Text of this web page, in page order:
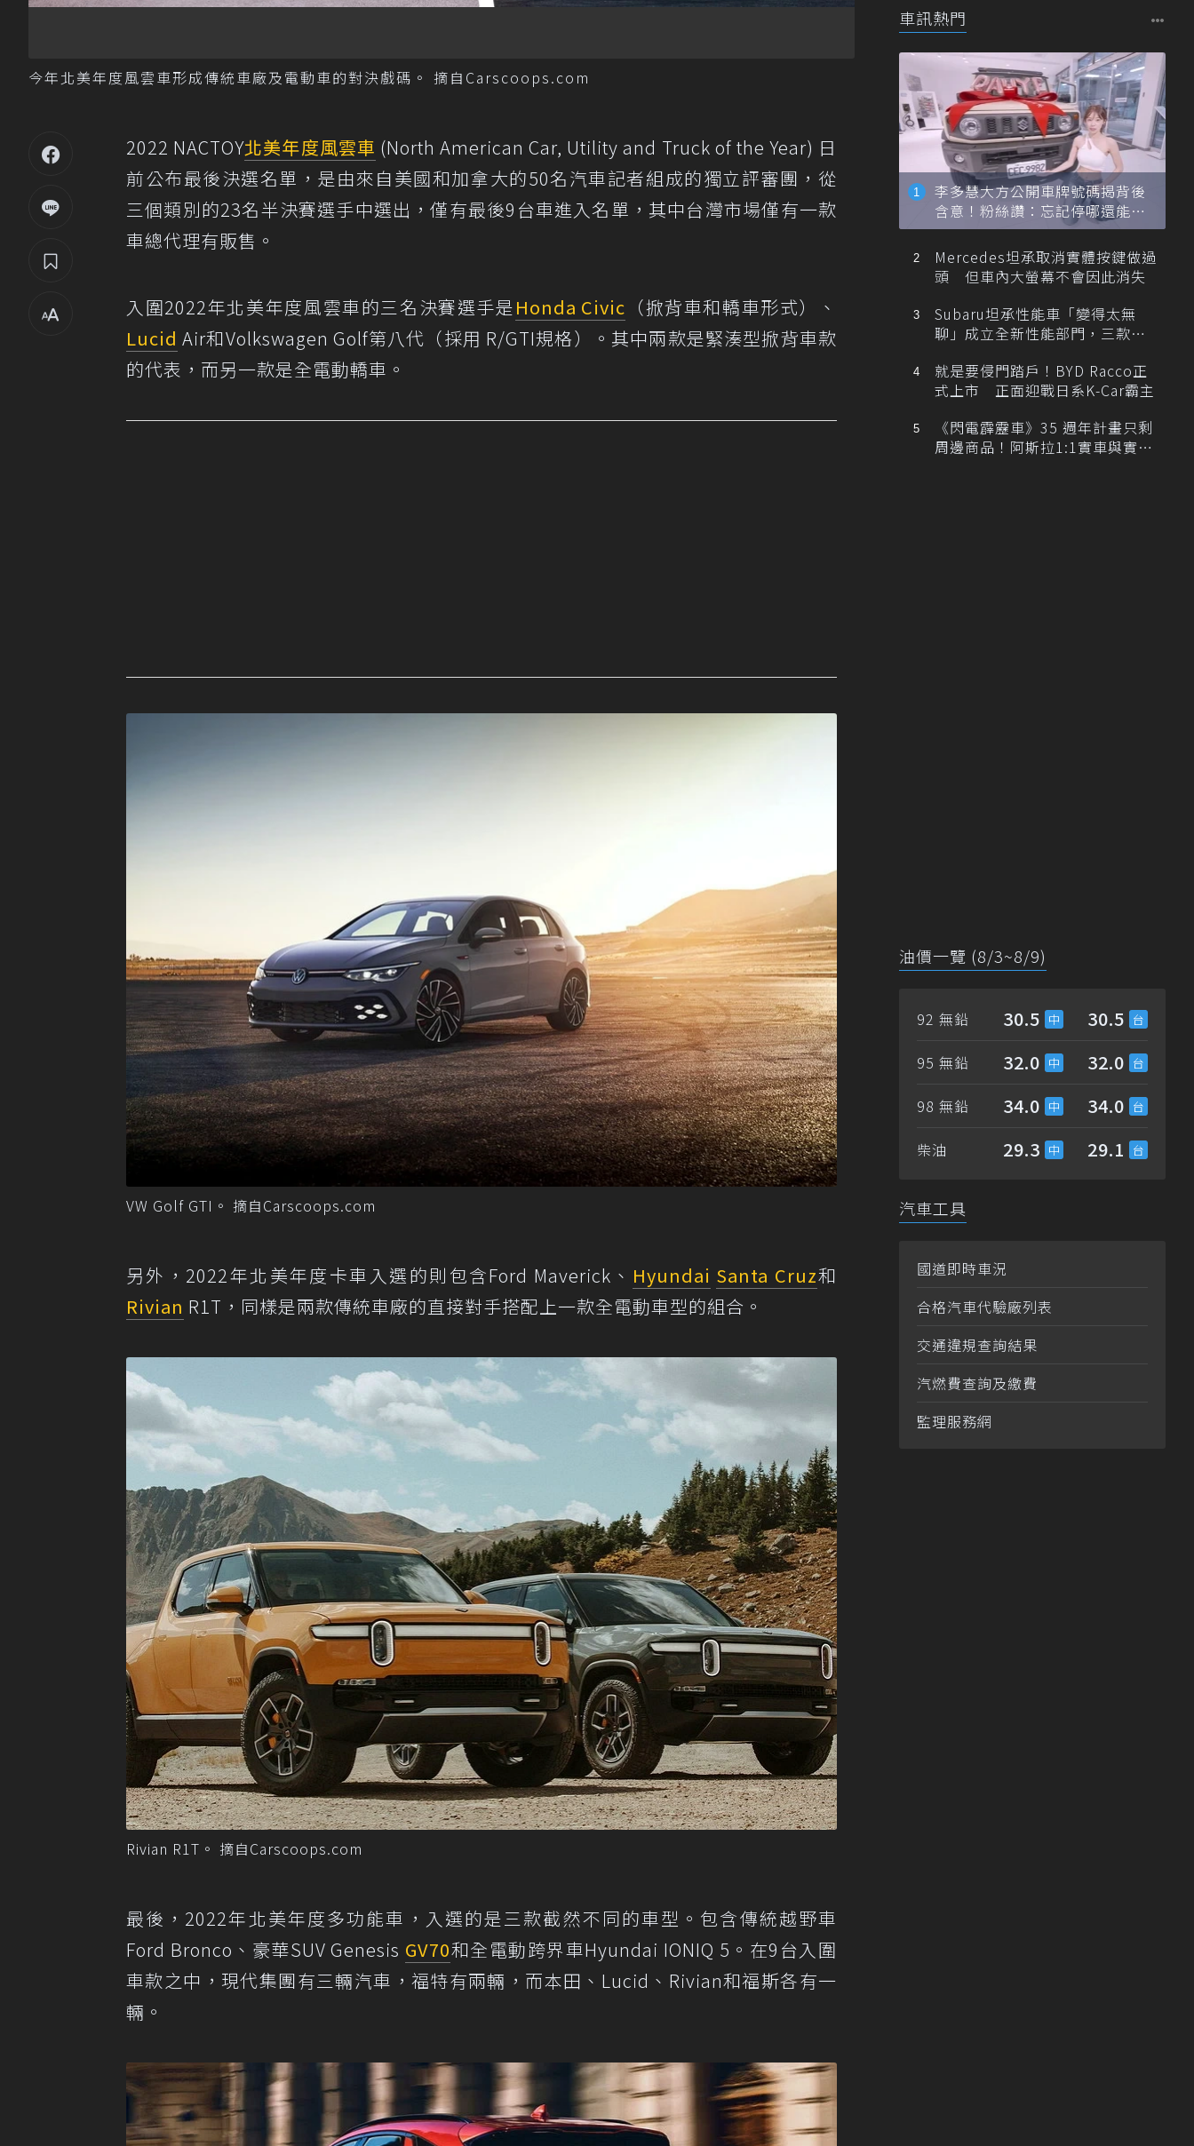
今年北美年度風雲車形成傳統車廠及電動車的對決戲碼。 摘自Carscoops.com
2022 NACTOY北美年度風雲車 (North American Car, Utility and Truck of the Year) 日
前公布最後決選名單，是由來自美國和加拿大的50名汽車記者組成的獨立評審團，從
三個類別的23名半決賽選手中選出，僅有最後9台車進入名單，其中台灣市場僅有一款
車總代理有販售。
入圍2022年北美年度風雲車的三名決賽選手是Honda Civic （掀背車和轎車形式）、
Lucid Air和Volkswagen Golf第八代（採用 R/GTI規格）。其中兩款是緊湊型掀背車款
的代表，而另一款是全電動轎車。
VW Golf GTI。 摘自Carscoops.com
另外，2022年北美年度卡車入選的則包含Ford Maverick、 Hyundai Santa Cruz和
Rivian R1T，同樣是兩款傳統車廠的直接對手搭配上一款全電動車型的組合。
Rivian R1T。 摘自Carscoops.com
最後，2022年北美年度多功能車，入選的是三款截然不同的車型。包含傳統越野車
Ford Bronco、豪華SUV Genesis GV70和全電動跨界車Hyundai IONIQ 5。在9台入圍
車款之中，現代集團有三輛汽車，福特有兩輛，而本田、Lucid、Rivian和福斯各有一
輛。
車訊熱門
李多慧大方公開車牌號碼揭背後
含意！粉絲讚：忘記停哪還能幫
忙找車
Mercedes坦承取消實體按鍵做過
頭 但車內大螢幕不會因此消失
Subaru坦承性能車「變得太無
聊」成立全新性能部門，三款手
就是要侵門踏戶！BYD Racco正
式上市 正面迎戰日系K-Car霸主
《閃電霹靂車》35 週年計畫只剩
周邊商品！阿斯拉1:1實車與實體
油價一覽 (8/3~8/9)
92 無鉛 30.5 30.5
95 無鉛 32.0 32.0
98 無鉛 34.0 34.0
柴油 29.3 29.1
汽車工具
國道即時車況
合格汽車代驗廠列表
交通違規查詢結果
汽燃費查詢及繳費
監理服務網